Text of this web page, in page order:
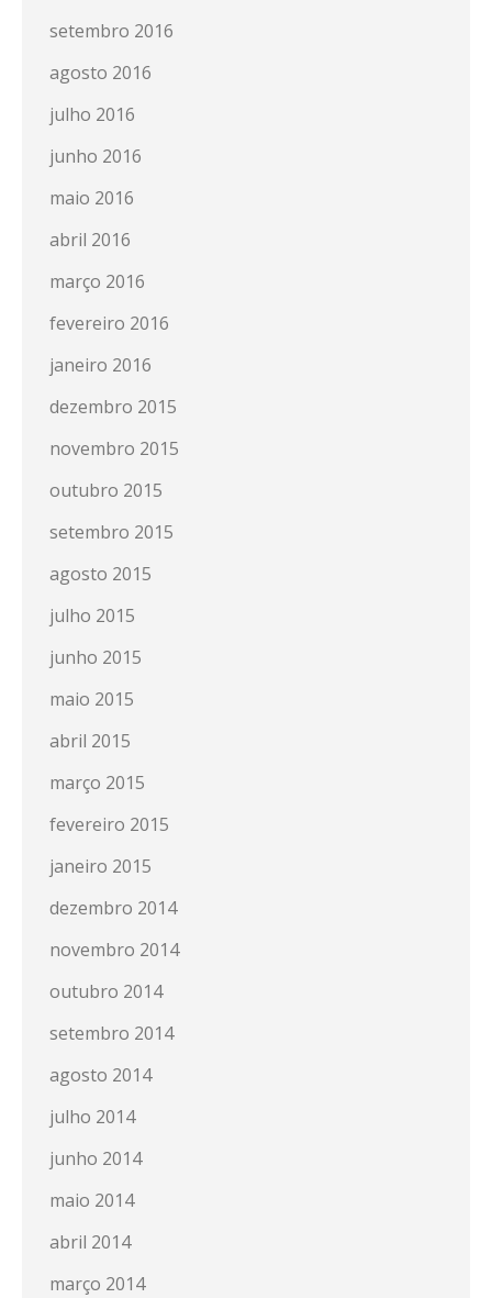
setembro 2016
agosto 2016
julho 2016
junho 2016
maio 2016
abril 2016
março 2016
fevereiro 2016
janeiro 2016
dezembro 2015
novembro 2015
outubro 2015
setembro 2015
agosto 2015
julho 2015
junho 2015
maio 2015
abril 2015
março 2015
fevereiro 2015
janeiro 2015
dezembro 2014
novembro 2014
outubro 2014
setembro 2014
agosto 2014
julho 2014
junho 2014
maio 2014
abril 2014
março 2014